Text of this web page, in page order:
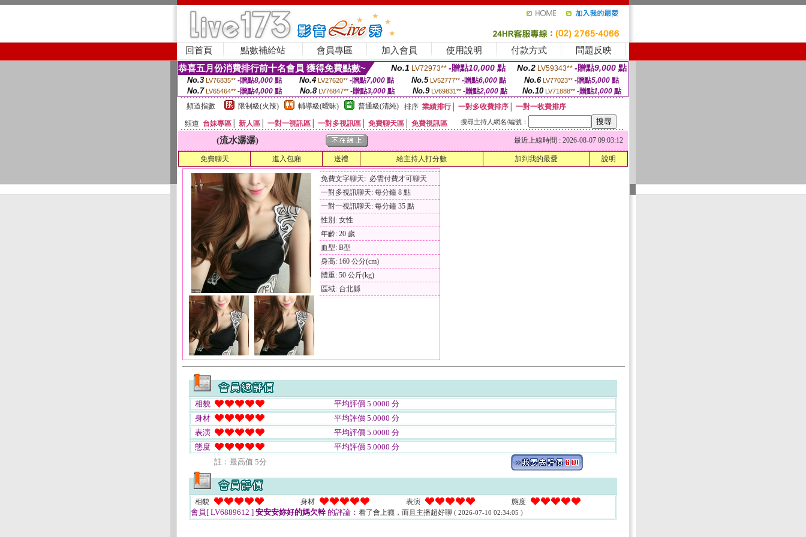
回首頁 點數補給站 會員專區 加入會員 使用說明 付款方式 問題反映
恭喜五月份消費排行前十名會員 獲得免費點數~ No.1 LV72973** -贈點10,000 點 No.2 LV59343** -贈點9,000 點
No.3 LV76835** -贈點8,000點 No.4 LV27620** -贈點7,000點 No.5 LV52777** -贈點6,000點 No.6 LV77023** -贈點5,000點
No.7 LV65464** -贈點4,000 點 No.8 LV76847** -贈點3,000 點 No.9 LV69831** -贈點2,000點 No.10 LV71888** -贈點1,000 點
頻道指數
限制級(火辣) 輔導級(曖昧) 普通級(清純) 排序 業績排行│ 一對多收費排序
一對一收費排序
頻道 台妹專區 新人區 一對一視訊區 一對多視訊區 免費聊天區 免費視訊區 搜尋主持人網名/編號：
(流水潺潺) 最近上線時間 : 2026-08-07 09:03:12
免費聊天 進入包廂 送禮 給主持人打分數 加到我的最愛 說明
免費文字聊天: 必需付費才可聊天
一對多視訊聊天: 每分鐘 8 點
一對一視訊聊天: 每分鐘 35 點
性別: 女性
年齡: 20 歲
血型: B型
身高: 160 公分(cm)
體重: 50 公斤(kg)
區域: 台北縣
相貌
平均評價 5.0000 分
身材
平均評價 5.0000 分
表演
平均評價 5.0000 分
態度
平均評價 5.0000 分
註﹕最高值 5分
相貌 身材 表演 態度
會員[ LV6889612 ] 安安安妳好的媽欠幹 的評論： 看了會上癮，而且主播超好聊 ( 2026-07-10 02:34:05 )